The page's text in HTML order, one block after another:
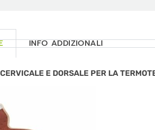
INFO ADDIZIONALI
E DORSALE PER LA